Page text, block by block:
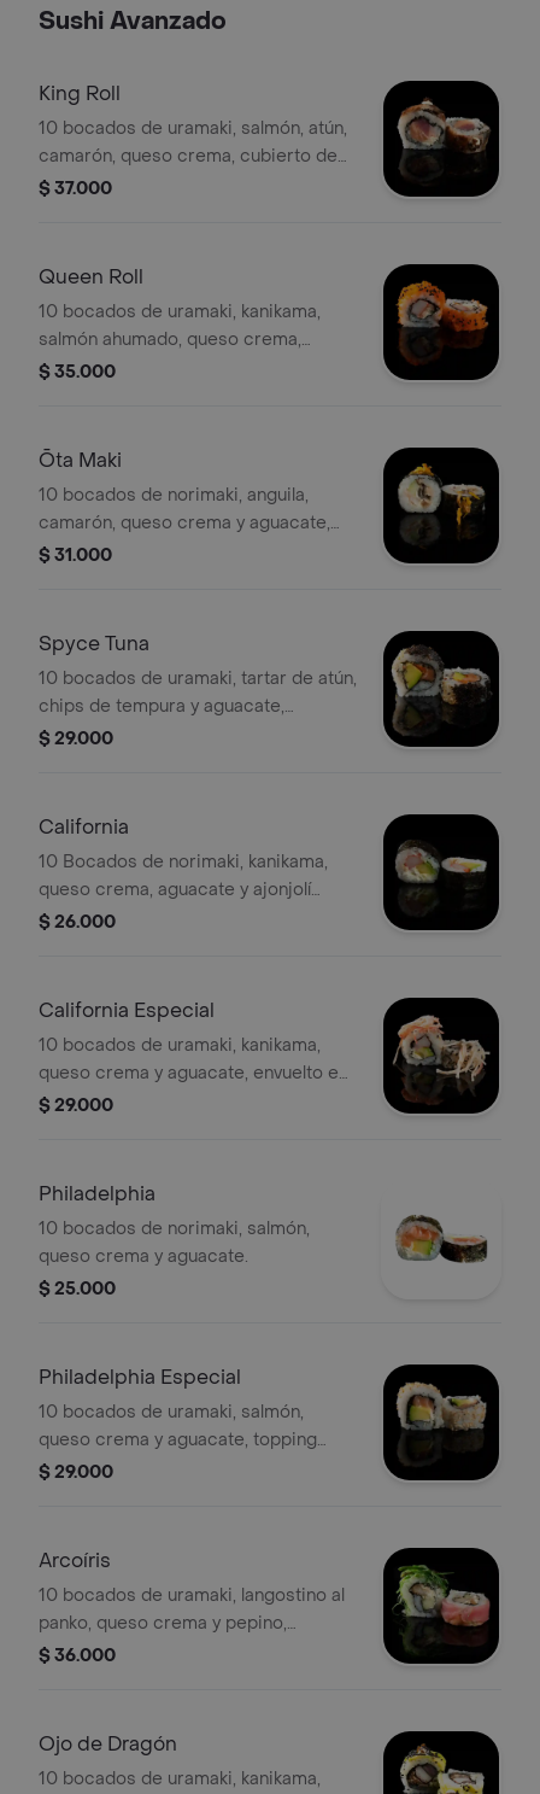
Sushi Avanzado
King Roll
10 bocados de uramaki, salmón, atún,
camarón, queso crema, cubierto de
anguila, topping de mayonesa y
$ 37.000
Queen Roll
10 bocados de uramaki, kanikama,
salmón ahumado, queso crema,
aguacate, envuelto en masago y
$ 35.000
Ōta Maki
10 bocados de norimaki, anguila,
camarón, queso crema y aguacate,
topping zanahoria horneada y salsa de
$ 31.000
Spyce Tuna
10 bocados de uramaki, tartar de atún,
chips de tempura y aguacate,
cubierto de ajonjolí blanco y negro.
$ 29.000
California
10 Bocados de norimaki, kanikama,
queso crema, aguacate y ajonjolí
blanco.
$ 26.000
California Especial
10 bocados de uramaki, kanikama,
queso crema y aguacate, envuelto en
ajonjolí blanco, topping ensalada de
$ 29.000
Philadelphia
10 bocados de norimaki, salmón,
queso crema y aguacate.
$ 25.000
Philadelphia Especial
10 bocados de uramaki, salmón,
queso crema y aguacate, topping
ensalada de kanikama y tobiko.
$ 29.000
Arcoíris
10 bocados de uramaki, langostino al
panko, queso crema y pepino,
cubierto de atún, salmón, anguila,
$ 36.000
Ojo de Dragón
10 bocados de uramaki, kanikama,